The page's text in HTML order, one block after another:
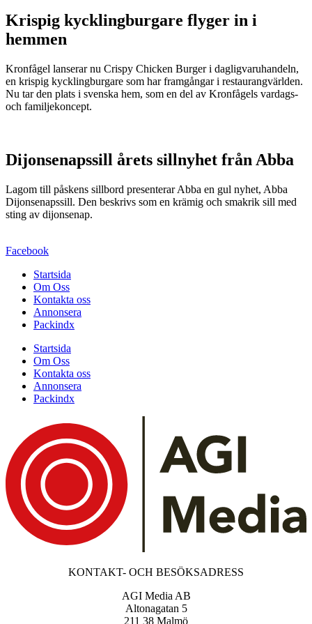
Krispig kycklingburgare flyger in i
hemmen
Kronfågel lanserar nu Crispy Chicken Burger i dagligvaruhandeln,
en krispig kycklingburgare som har framgångar i restaurangvärlden.
Nu tar den plats i svenska hem, som en del av Kronfågels vardags-
och familjekoncept.
Dijonsenapssill årets sillnyhet från Abba
Lagom till påskens sillbord presenterar Abba en gul nyhet, Abba
Dijonsenapssill. Den beskrivs som en krämig och smakrik sill med
sting av dijonsenap.
Facebook
Startsida
Om Oss
Kontakta oss
Annonsera
Packindx
Startsida
Om Oss
Kontakta oss
Annonsera
Packindx
KONTAKT- OCH BESÖKSADRESS
AGI Media AB
Altonagatan 5
211 38 Malmö